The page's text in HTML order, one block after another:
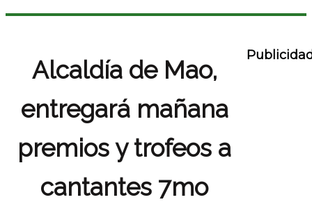
Alcaldía de Mao,
entregará mañana
premios y trofeos a
cantantes 7mo